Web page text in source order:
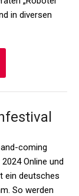
in diversen
coming
Online und
ein deutsches
So werden